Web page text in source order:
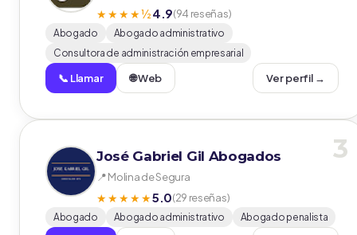
★★★★½4.9(94 reseñas)
Abogado
Abogado administrativo
Consultora de administración empresarial
📞 Llamar 🌐 Web Ver perfil →
3
José Gabriel Gil Abogados
📍 Molina de Segura
★★★★★5.0(29 reseñas)
Abogado Abogado administrativo Abogado penalista